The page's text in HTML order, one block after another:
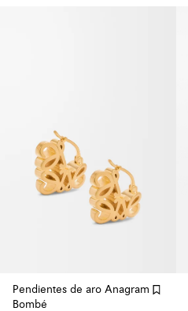
Pendientes de aro Anagram
Bombé